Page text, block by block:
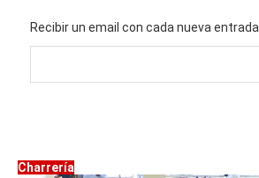
Recibir un email con cada nueva entrada.
Charrería